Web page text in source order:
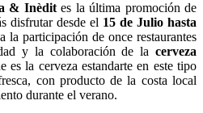
& Inèdites la última promoción de
disfrutar desde el 15 de Julio hasta
la participación de once restaurantes
y la colaboración de la cerveza
es la cerveza estandarte en este tipo
con producto de la costa local
durante el verano.